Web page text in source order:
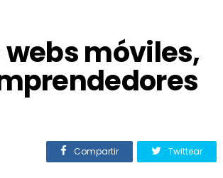
webs móviles,
Compartir Twittear